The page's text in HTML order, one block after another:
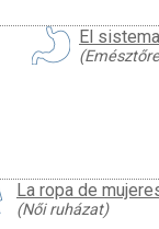
El
La ropa de
(Női ruházat)